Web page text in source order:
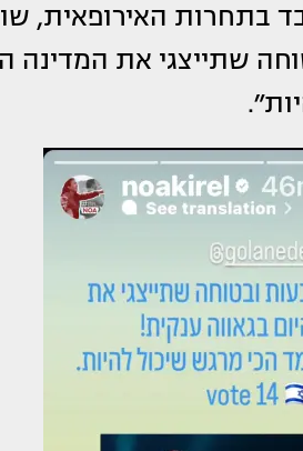
בתחרות האירופאית,
שתייצגי את המדינה